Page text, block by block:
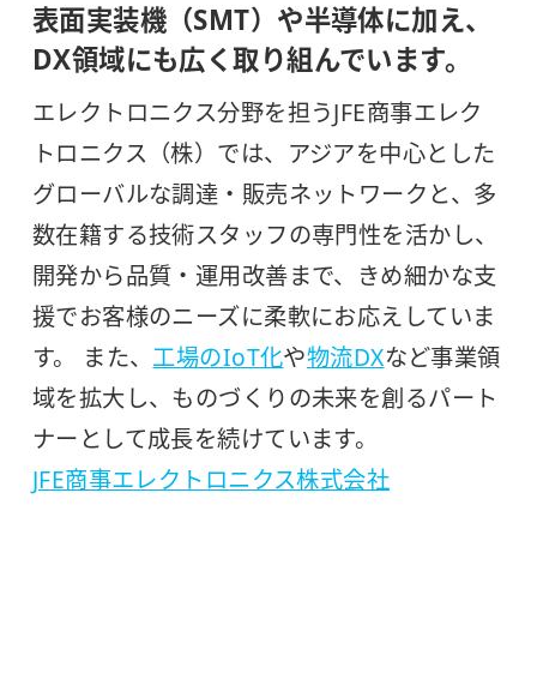
表面実装機（SMT）や半導体に加え、
DX領域にも広く取り組んでいます。
エレクトロニクス分野を担うJFE商事エレク
トロニクス（株）では、アジアを中心とした
グローバルな調達・販売ネットワークと、多
数在籍する技術スタッフの専門性を活かし、
開発から品質・運用改善まで、きめ細かな支
援でお客様のニーズに柔軟にお応えしていま
す。 また、 工場のIoT化や物流DXなど事業領
域を拡大し、ものづくりの未来を創るパート
ナーとして成長を続けています。
JFE商事エレクトロニクス株式会社